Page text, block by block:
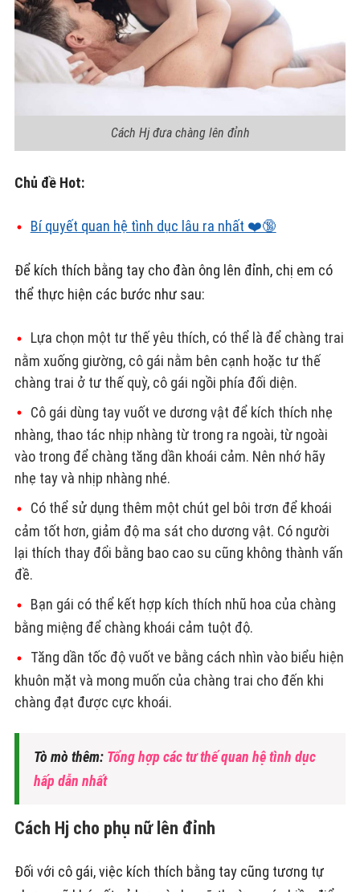
Cách Hj đưa chàng lên đỉnh
Chủ đề Hot:
Bí quyết quan hệ tình dục lâu ra nhất ❤️🔞
Để kích thích bằng tay cho đàn ông lên đỉnh, chị em có
thể thực hiện các bước như sau:
Lựa chọn một tư thế yêu thích, có thể là để chàng trai
nằm xuống giường, cô gái nằm bên cạnh hoặc tư thế
chàng trai ở tư thế quỳ, cô gái ngồi phía đối diện.
Cô gái dùng tay vuốt ve dương vật để kích thích nhẹ
nhàng, thao tác nhịp nhàng từ trong ra ngoài, từ ngoài
vào trong để chàng tăng dần khoái cảm. Nên nhớ hãy
nhẹ tay và nhịp nhàng nhé.
Có thể sử dụng thêm một chút gel bôi trơn để khoái
cảm tốt hơn, giảm độ ma sát cho dương vật. Có người
lại thích thay đổi bằng bao cao su cũng không thành vấn
đề.
Bạn gái có thể kết hợp kích thích nhũ hoa của chàng
bằng miệng để chàng khoái cảm tuột độ.
Tăng dần tốc độ vuốt ve bằng cách nhìn vào biểu hiện
khuôn mặt và mong muốn của chàng trai cho đến khi
chàng đạt được cực khoái.
Tò mò thêm: Tổng hợp các tư thế quan hệ tình dục
hấp dẫn nhất
Cách Hj cho phụ nữ lên đỉnh
Đối với cô gái, việc kích thích bằng tay cũng tương tự